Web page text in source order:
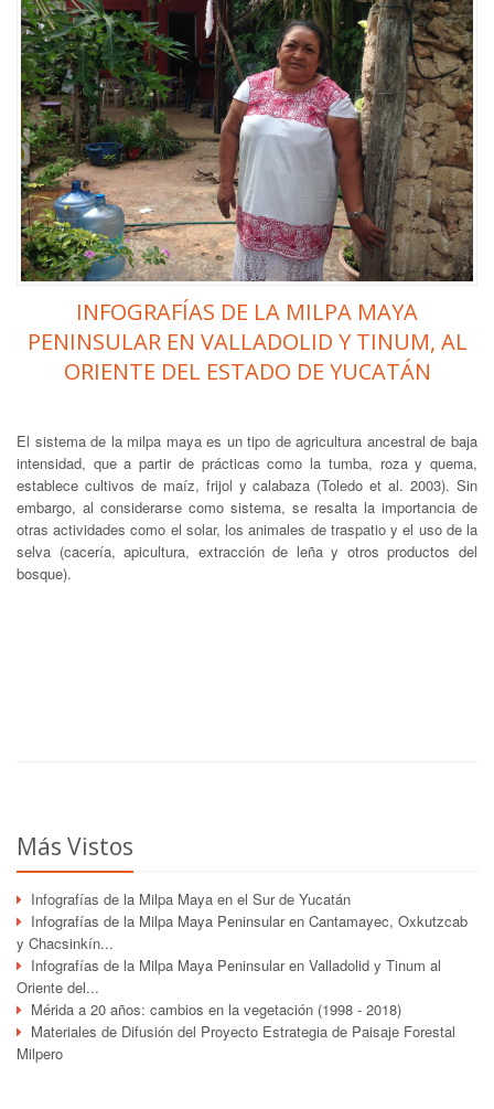
INFOGRAFÍAS DE LA MILPA MAYA
PENINSULAR EN VALLADOLID Y TINUM, AL
ORIENTE DEL ESTADO DE YUCATÁN
El sistema de la milpa maya es un tipo de agricultura ancestral de baja
intensidad, que a partir de prácticas como la tumba, roza y quema,
establece cultivos de maíz, frijol y calabaza (Toledo et al. 2003). Sin
embargo, al considerarse como sistema, se resalta la importancia de
otras actividades como el solar, los animales de traspatio y el uso de la
selva (cacería, apicultura, extracción de leña y otros productos del
bosque).
Más Vistos
Infografías de la Milpa Maya en el Sur de Yucatán
Infografías de la Milpa Maya Peninsular en Cantamayec, Oxkutzcab
y Chacsinkín...
Infografías de la Milpa Maya Peninsular en Valladolid y Tinum al
Oriente del...
Mérida a 20 años: cambios en la vegetación (1998 - 2018)
Materiales de Difusión del Proyecto Estrategia de Paisaje Forestal
Milpero